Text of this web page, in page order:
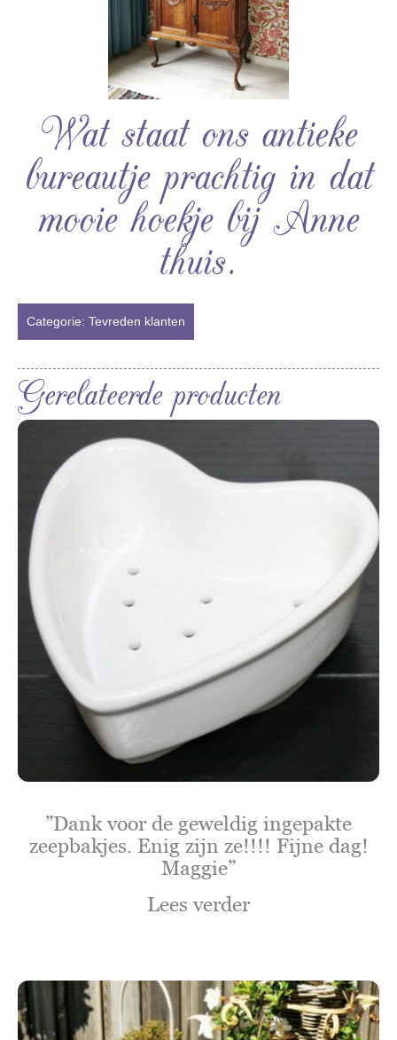
Wat staat ons antieke
bureautje prachtig in dat
mooie hoekje bij Anne
thuis.
Categorie: Tevreden klanten
Gerelateerde producten
”Dank voor de geweldig ingepakte
zeepbakjes. Enig zijn ze!!!! Fijne dag!
Maggie”
Lees verder